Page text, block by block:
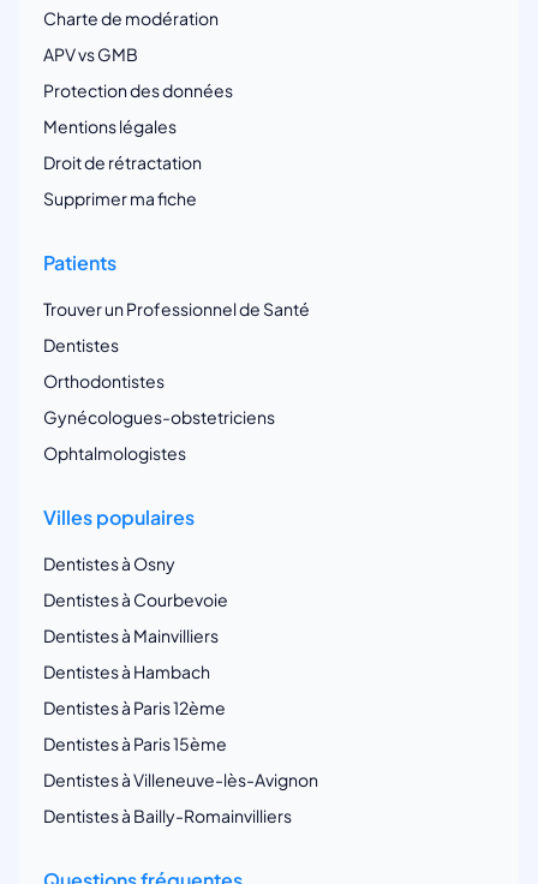
Charte de modération
APV vs GMB
Protection des données
Mentions légales
Droit de rétractation
Supprimer ma fiche
Patients
Trouver un Professionnel de Santé
Dentistes
Orthodontistes
Gynécologues-obstetriciens
Ophtalmologistes
Villes populaires
Dentistes à Osny
Dentistes à Courbevoie
Dentistes à Mainvilliers
Dentistes à Hambach
Dentistes à Paris 12ème
Dentistes à Paris 15ème
Dentistes à Villeneuve-lès-Avignon
Dentistes à Bailly-Romainvilliers